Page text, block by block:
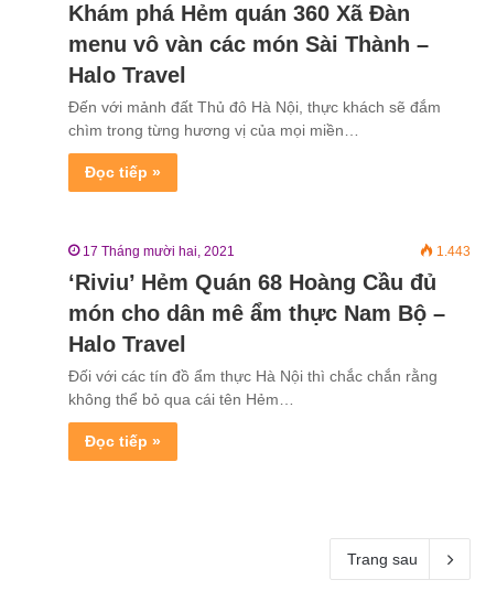
Khám phá Hẻm quán 360 Xã Đàn
menu vô vàn các món Sài Thành –
Halo Travel
Đến với mảnh đất Thủ đô Hà Nội, thực khách sẽ đắm
chìm trong từng hương vị của mọi miền…
Đọc tiếp »
17 Tháng mười hai, 2021 1.443
‘Riviu’ Hẻm Quán 68 Hoàng Cầu đủ
món cho dân mê ẩm thực Nam Bộ –
Halo Travel
Đối với các tín đồ ẩm thực Hà Nội thì chắc chắn rằng
không thể bỏ qua cái tên Hẻm…
Đọc tiếp »
Trang sau